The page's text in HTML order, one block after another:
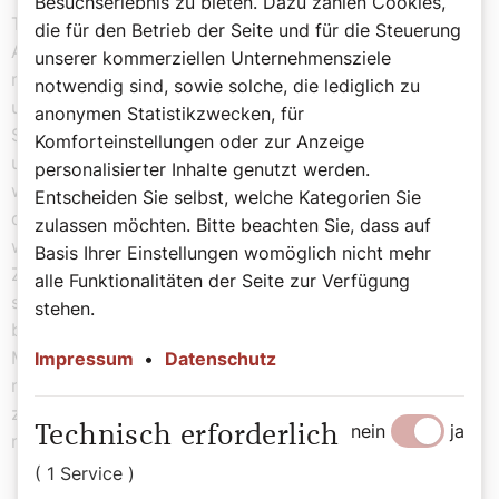
Tatsächlich gibt es berechtigte Bedenken bei KI-
Anwendungen, etwa wenn es um Prognose-Modelle zu
menschlichem Verhalten oder Risiko-Bewertungen und
um Fragen ethischer Verantwortung geht. Aber KI-
Systeme werden unseren Alltag immer mehr prägen;
und als Christen sind wir aufgefordert, „die Welt, in der
wir leben, ihre Erwartungen, Bestrebungen und ihren oft
dramatischen Charakter zu erfassen und zu verstehen“,
wie das Konzil lehrt. Das bedeutet auch, nicht von der
Zuschauertribüne aus nur moralinsauer den Kopf zu
schütteln, sondern hineinzuspringen in die Arena. Nicht
blauäugig, aber doch neugierig. Ich werde das mal mit
Maria Magdalena besprechen. Ah, Mist, sie steht erst
nach einem Abo-Abschluss über EUR 2,99 pro Monat
zur Verfügung. Manchmal ist ein Blick in die Bibel nicht
nur besser, er ist sogar günstiger.
die für den Betrieb der Seite und für die Steuerung
unserer kommerziellen Unternehmensziele
notwendig sind, sowie solche, die lediglich zu
anonymen Statistikzwecken, für
Komforteinstellungen oder zur Anzeige
personalisierter Inhalte genutzt werden.
Entscheiden Sie selbst, welche Kategorien Sie
zulassen möchten. Bitte beachten Sie, dass auf
Basis Ihrer Einstellungen womöglich nicht mehr
alle Funktionalitäten der Seite zur Verfügung
stehen.
Impressum • Datenschutz
Technisch erforderlich
( 1 Service )
nein ja